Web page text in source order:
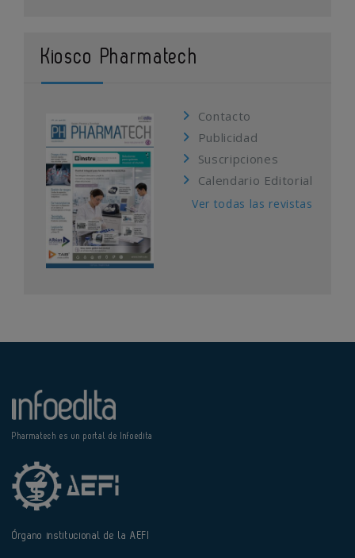
Kiosco Pharmatech
Contacto
Publicidad
Suscripciones
Calendario Editorial
Ver todas las revistas
Pharmatech es un portal de Infoedita
Órgano institucional de la AEFI